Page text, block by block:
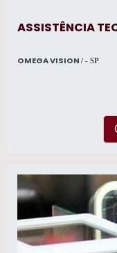
ASSISTÊNCIA
OMEGA VISION / - SP